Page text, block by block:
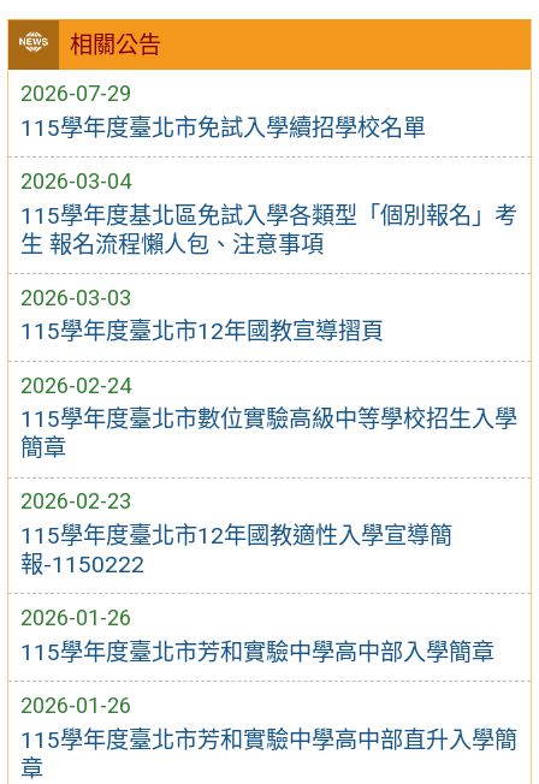
相關公告
2026-07-29
115學年度臺北市免試入學續招學校名單
2026-03-04
115學年度基北區免試入學各類型「個別報名」考
生 報名流程懶人包、注意事項
2026-03-03
115學年度臺北市12年國教宣導摺頁
2026-02-24
115學年度臺北市數位實驗高級中等學校招生入學
簡章
2026-02-23
115學年度臺北市12年國教適性入學宣導簡
報-1150222
2026-01-26
115學年度臺北市芳和實驗中學高中部入學簡章
2026-01-26
115學年度臺北市芳和實驗中學高中部直升入學簡
章